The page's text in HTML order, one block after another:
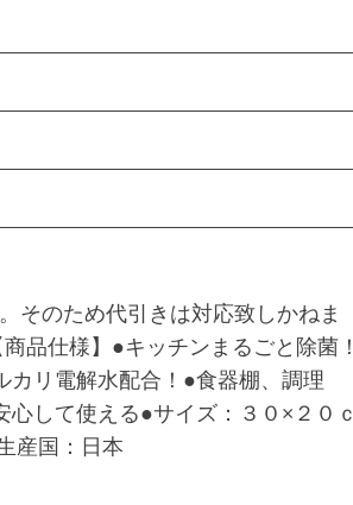
そのため代引きは対応致しかねま
品仕様】●キッチンまるごと除菌！
リ電解水配合！●食器棚、調理
して使える●サイズ：３０×２０ｃ
産国：日本